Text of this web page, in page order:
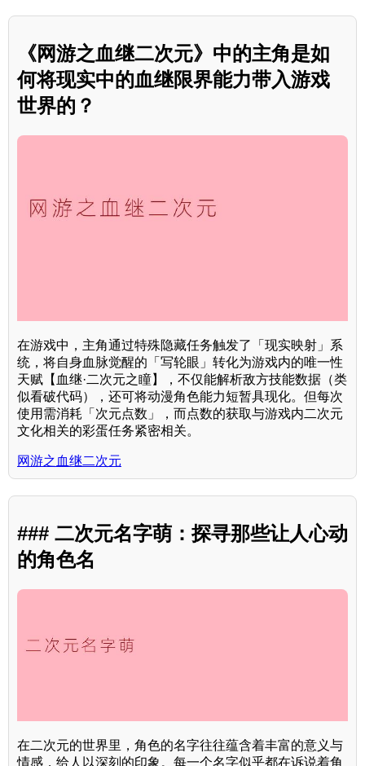
《网游之血继二次元》中的主角是如
何将现实中的血继限界能力带入游戏
世界的？
在游戏中，主角通过特殊隐藏任务触发了「现实映射」系
统，将自身血脉觉醒的「写轮眼」转化为游戏内的唯一性
天赋【血继·二次元之瞳】，不仅能解析敌方技能数据（类
似看破代码），还可将动漫角色能力短暂具现化。但每次
使用需消耗「次元点数」，而点数的获取与游戏内二次元
文化相关的彩蛋任务紧密相关。
网游之血继二次元
### 二次元名字萌：探寻那些让人心动
的角色名
在二次元的世界里，角色的名字往往蕴含着丰富的意义与
情感，给人以深刻的印象。每一个名字似乎都在诉说着角